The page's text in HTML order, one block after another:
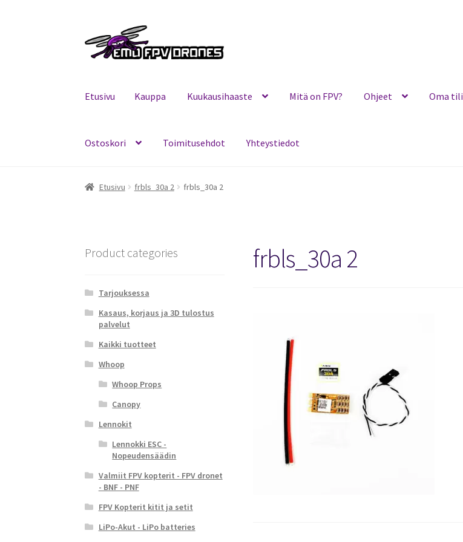
navigointiin
sisältöön
Etusivu Kauppa Kuukausihaaste Mitä on FPV? Ohjeet Oma tili
Ostoskori Toimitusehdot Yhteystiedot
Etusivu Kauppa Kuukausihaaste Mitä on FPV?
Etusivu frbls_30a 2 frbls_30a 2
frbls_30a 2
Product categories
Tarjouksessa
Kasaus, korjaus ja 3D tulostus
palvelut
Kaikki tuotteet
Whoop
Whoop Props
Canopy
Lennokit
Lennokki ESC -
Nopeudensäädin
Valmiit FPV kopterit - FPV dronet
- BNF - PNF
FPV Kopterit kitit ja setit
LiPo-Akut - LiPo batteries